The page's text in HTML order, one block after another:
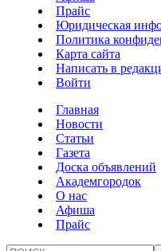
Прайс
Юридическая
Политика
Карта сайта
Написать в
Войти
Главная
Новости
Статьи
Газета
Доска объявлений
Академгородок
О нас
Афиша
Прайс